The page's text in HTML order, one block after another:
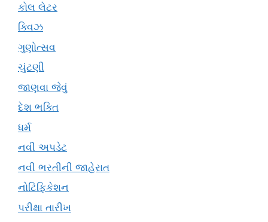
કોલ લેટર
ક્વિઝ
ગુણોત્સવ
ચુંટણી
જાણવા જેવું
દેશ ભક્તિ
ધર્મ
નવી અપડેટ
નવી ભરતીની જાહેરાત
નોટિફિકેશન
પરીક્ષા તારીખ